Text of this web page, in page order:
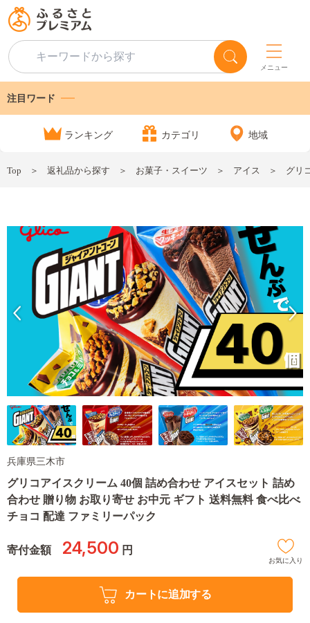
メニュー
注目ワード
ランキング カテゴリ 地域
Top 返礼品から探す お菓子・スイーツ アイス グリ
兵庫県三木市
グリコアイスクリーム 40個 詰め合わせ アイスセット 詰め
合わせ 贈り物 お取り寄せ お中元 ギフト 送料無料 食べ比べ
チョコ 配達 ファミリーパック
寄付金額 24,500 円
お気に入り
カートに追加する